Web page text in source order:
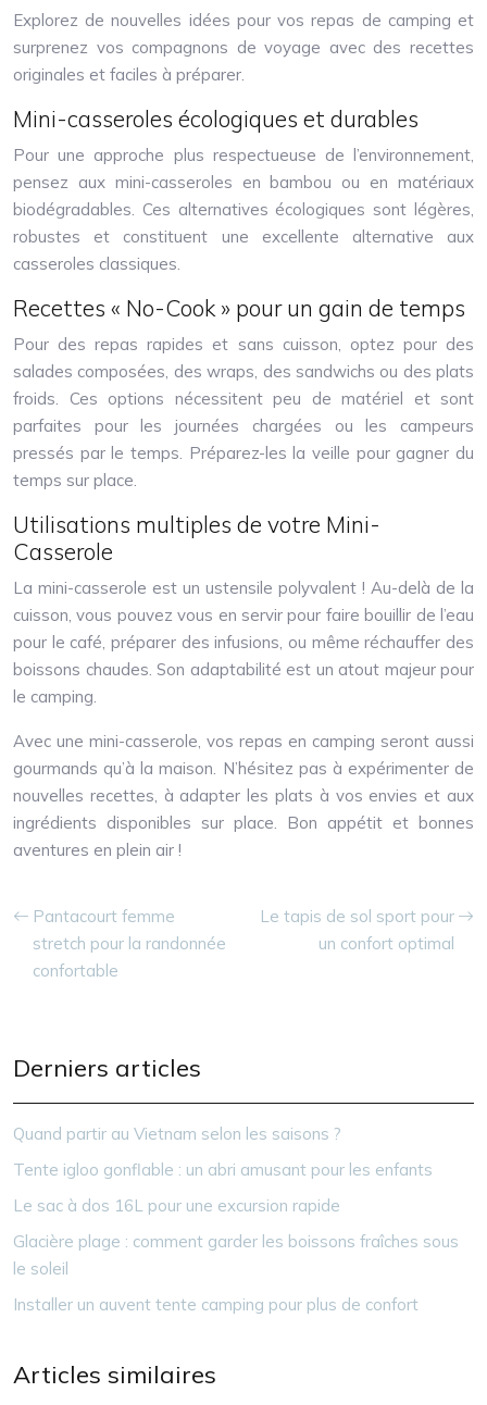
Explorez de nouvelles idées pour vos repas de camping et
surprenez vos compagnons de voyage avec des recettes
originales et faciles à préparer.
Mini-casseroles écologiques et durables
Pour une approche plus respectueuse de l’environnement,
pensez aux mini-casseroles en bambou ou en matériaux
biodégradables. Ces alternatives écologiques sont légères,
robustes et constituent une excellente alternative aux
casseroles classiques.
Recettes « No-Cook » pour un gain de temps
Pour des repas rapides et sans cuisson, optez pour des
salades composées, des wraps, des sandwichs ou des plats
froids. Ces options nécessitent peu de matériel et sont
parfaites pour les journées chargées ou les campeurs
pressés par le temps. Préparez-les la veille pour gagner du
temps sur place.
Utilisations multiples de votre Mini-
Casserole
La mini-casserole est un ustensile polyvalent ! Au-delà de la
cuisson, vous pouvez vous en servir pour faire bouillir de l’eau
pour le café, préparer des infusions, ou même réchauffer des
boissons chaudes. Son adaptabilité est un atout majeur pour
le camping.
Avec une mini-casserole, vos repas en camping seront aussi
gourmands qu’à la maison. N’hésitez pas à expérimenter de
nouvelles recettes, à adapter les plats à vos envies et aux
ingrédients disponibles sur place. Bon appétit et bonnes
aventures en plein air !
Pantacourt femme
stretch pour la randonnée
confortable
Le tapis de sol sport pour
un confort optimal
Derniers articles
Quand partir au Vietnam selon les saisons ?
Tente igloo gonflable : un abri amusant pour les enfants
Le sac à dos 16L pour une excursion rapide
Glacière plage : comment garder les boissons fraîches sous
le soleil
Installer un auvent tente camping pour plus de confort
Articles similaires